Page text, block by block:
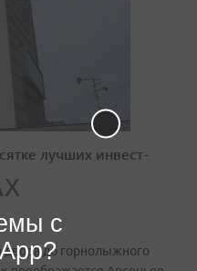
лучших инвест-
двора до горнолыжного
с